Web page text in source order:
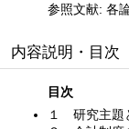
参照文献: 各
内容説明・目次
目次
１ 研究主題